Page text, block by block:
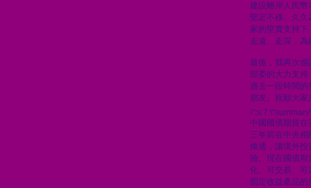
建設離岸人民幣
堅定不移、久久
家的堅實支持下
走遠、走深，
最後，我再次
部委的大力支持
過去一段時間
朋友。祝願大
中國國債期貨在
三年前在中央
換通，讓境外投
險。現在國債
化、可交易、可
固定收益產品